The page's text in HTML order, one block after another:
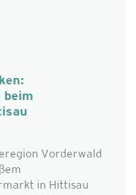
beim
Vorderwald
in Hittisau